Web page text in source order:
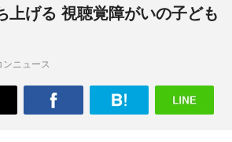
上げる 視聴覚障がいの子ども
ンニュース